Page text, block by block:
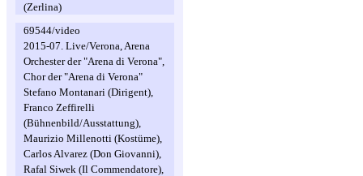
(Zerlina)
69544/video
2015-07. Live/Verona, Arena
Orchester der "Arena di Verona",
Chor der "Arena di Verona"
Stefano Montanari (Dirigent),
Franco Zeffirelli
(Bühnenbild/Ausstattung),
Maurizio Millenotti (Kostüme),
Carlos Alvarez (Don Giovanni),
Rafal Siwek (Il Commendatore),